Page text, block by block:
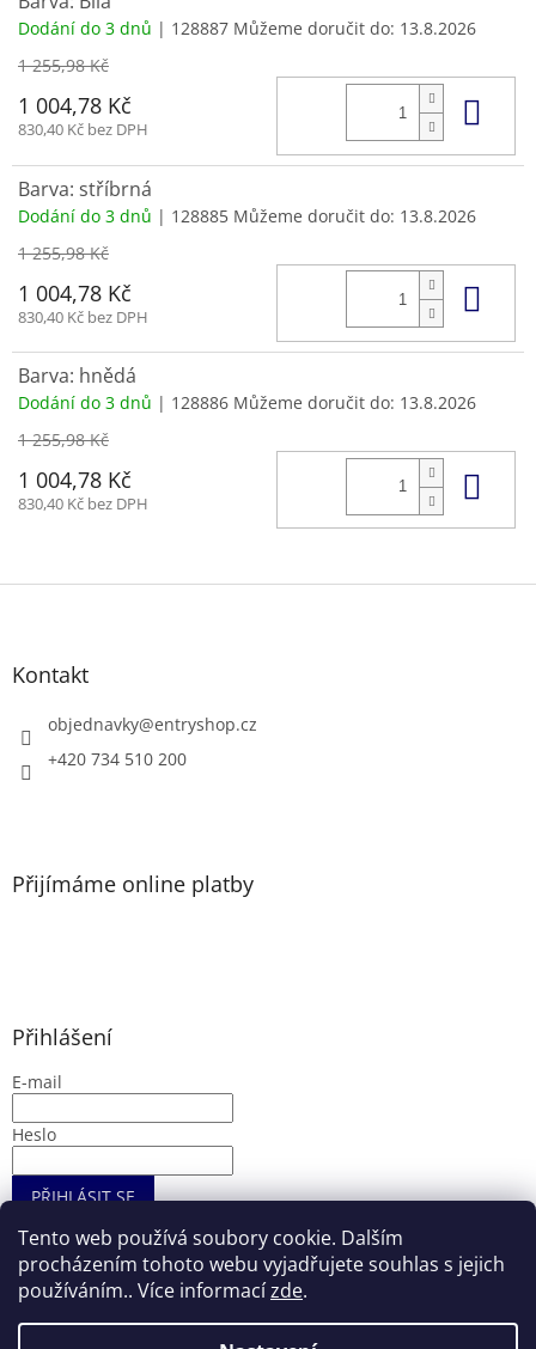
Tento web používá soubory cookie. Dalším
procházením tohoto webu vyjadřujete souhlas s jejich
používáním.. Více informacízde.
Dodání do 3 dnů | 128887 Můžeme doručit do: 13.8.2026
1 255,98 Kč
1 004,78 Kč
830,40 Kč bez DPH
Barva: stříbrná
Dodání do 3 dnů | 128885 Můžeme doručit do: 13.8.2026
1 255,98 Kč
1 004,78 Kč
830,40 Kč bez DPH
Barva: hnědá
Dodání do 3 dnů | 128886 Můžeme doručit do: 13.8.2026
1 255,98 Kč
1 004,78 Kč
830,40 Kč bez DPH
Z
Kontakt
objednavky@entryshop.cz
+420 734 510 200
Přijímáme online platby
Přihlášení
E-mail
Heslo
PŘIHLÁSIT SE
Nová registraceZapomenuté heslo